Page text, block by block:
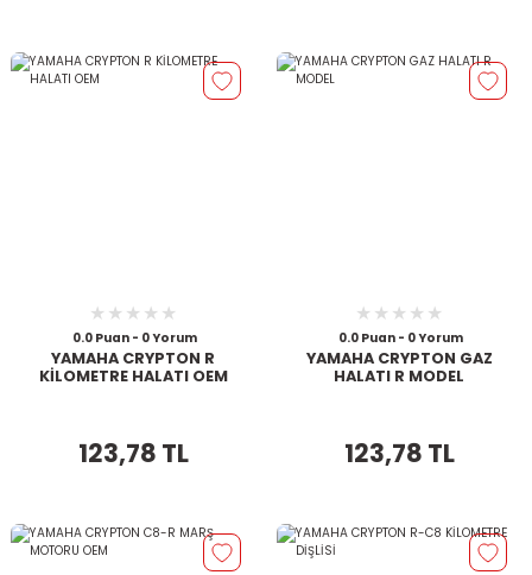
0.0 Puan - 0 Yorum
YAMAHA CRYPTON R
KİLOMETRE HALATI OEM
123,78 TL
0.0 Puan - 0 Yorum
YAMAHA CRYPTON GAZ
HALATI R MODEL
123,78 TL